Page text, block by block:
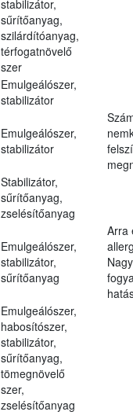
stabilizátor,
sűrítőanyag,
szilárdítóanyag,
térfogatnövelő
szer
Emulgeálószer,
stabilizátor
Emulgeálószer,
stabilizátor
Stabilizátor,
sűrítőanyag,
zselésítőanyag
Emulgeálószer,
stabilizátor,
sűrítőanyag
Arra
Emulgeálószer,
habosítószer,
stabilizátor,
sűrítőanyag,
tömegnövelő
szer,
zselésítőanyag